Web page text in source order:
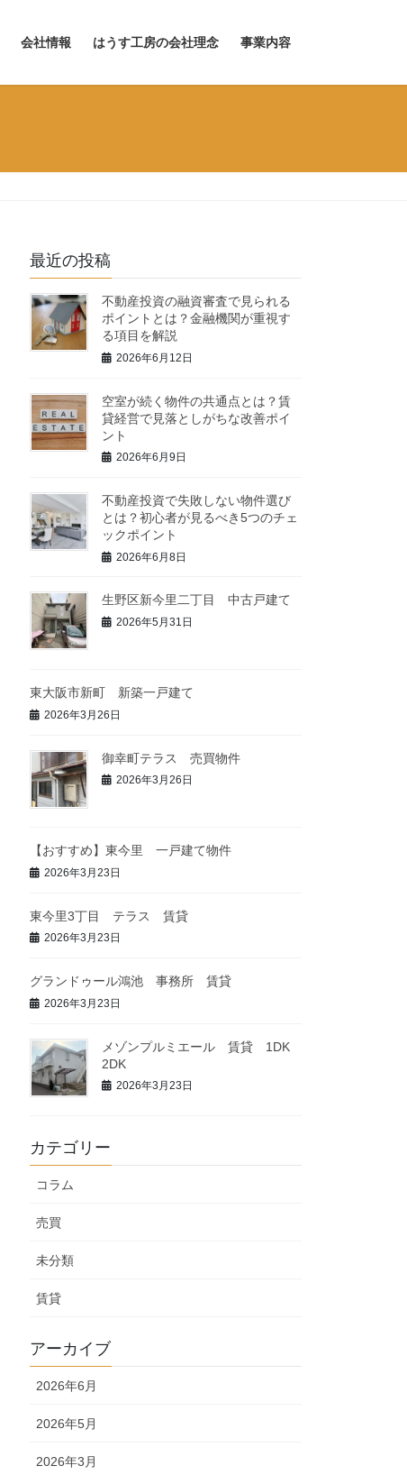
会社情報 はうす工房の会社理念 事業内容
最近の投稿
不動産投資の融資審査で見られる
ポイントとは？金融機関が重視す
る項目を解説
2026年6月12日
空室が続く物件の共通点とは？賃
貸経営で見落としがちな改善ポイ
ント
2026年6月9日
不動産投資で失敗しない物件選び
とは？初心者が見るべき5つのチェ
ックポイント
2026年6月8日
生野区新今里二丁目 中古戸建て
2026年5月31日
東大阪市新町 新築一戸建て
2026年3月26日
御幸町テラス 売買物件
2026年3月26日
【おすすめ】東今里 一戸建て物件
2026年3月23日
東今里3丁目 テラス 賃貸
2026年3月23日
グランドゥール鴻池 事務所 賃貸
2026年3月23日
メゾンプルミエール 賃貸 1DK
2DK
2026年3月23日
カテゴリー
コラム
売買
未分類
賃貸
アーカイブ
2026年6月
2026年5月
2026年3月